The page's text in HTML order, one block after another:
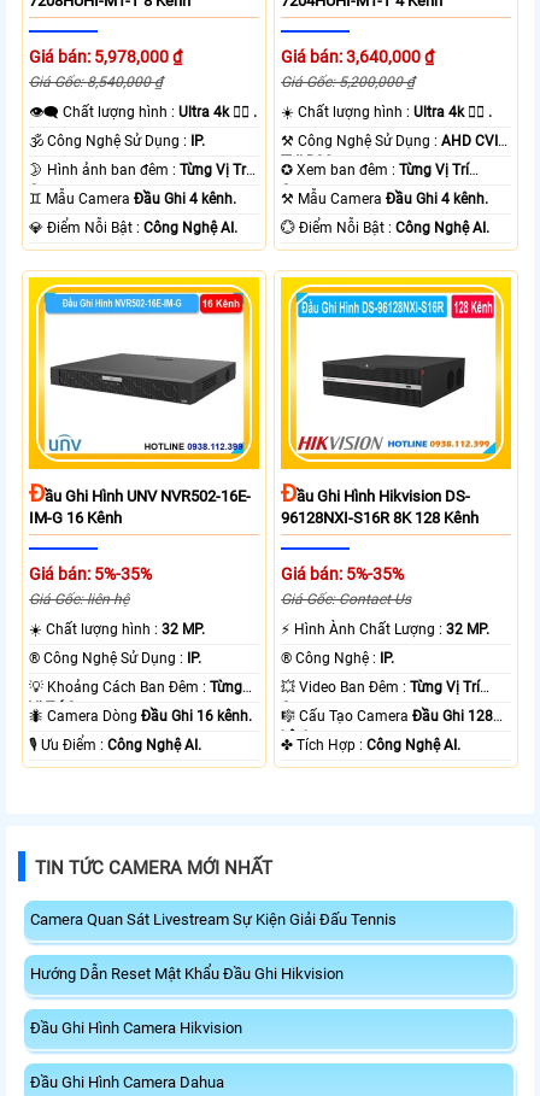
Giá bán: 5,978,000 ₫
Giá Gốc: 8,540,000 ₫
👁️‍🗨 Chất lượng hình :Ultra 4k 👍🏾 .
🕉️ Công Nghệ Sử Dụng :
IP.
🌛 Hình ảnh ban đêm :Từng Vị Trí
Camera .
♊ Mẫu CameraĐầu Ghi 4 kênh.
️💎 Điểm Nỗi Bật :Công Nghệ AI.
Giá bán: 3,640,000 ₫
Giá Gốc: 5,200,000 ₫
☀️ Chất lượng hình :Ultra 4k 👍🏾 .
⚒ Công Nghệ Sử Dụng :AHD CVI
TVI BCS.
✪ Xem ban đêm :Từng Vị Trí
Camera .
⚒ Mẫu CameraĐầu Ghi 4 kênh.
️💮 Điểm Nỗi Bật :Công Nghệ AI.
ĐẦu Ghi Hình UNV NVR502-16E-
IM-G 16 Kênh
Giá bán: 5%-35%
Giá Gốc: liên hệ
☀️ Chất lượng hình :32 MP.
®️ Công Nghệ Sử Dụng : IP.
💡 Khoảng Cách Ban Đêm :Từng
Vị Trí Camera .
🐜 Camera DòngĐầu Ghi 16 kênh.
️🎙 Ưu Điểm :Công Nghệ AI.
ĐẦu Ghi Hình Hikvision DS-
96128NXI-S16R 8K 128 Kênh
Giá bán: 5%-35%
Giá Gốc: Contact Us
️⚡ Hình Ành Chất Lượng :32 MP.
®️ Công Nghệ : IP.
💥 Video Ban Đêm :Từng Vị Trí
Camera .
🎼️ Cấu Tạo CameraĐầu Ghi 128
kênh.
️✤ Tích Hợp :Công Nghệ AI.
TIN TỨC CAMERA MỚI NHẤT
Camera Quan Sát Livestream Sự Kiện Giải Đấu Tennis
Hướng Dẫn Reset Mật Khẩu Đầu Ghi Hikvision
Đầu Ghi Hình Camera Hikvision
Đầu Ghi Hình Camera Dahua